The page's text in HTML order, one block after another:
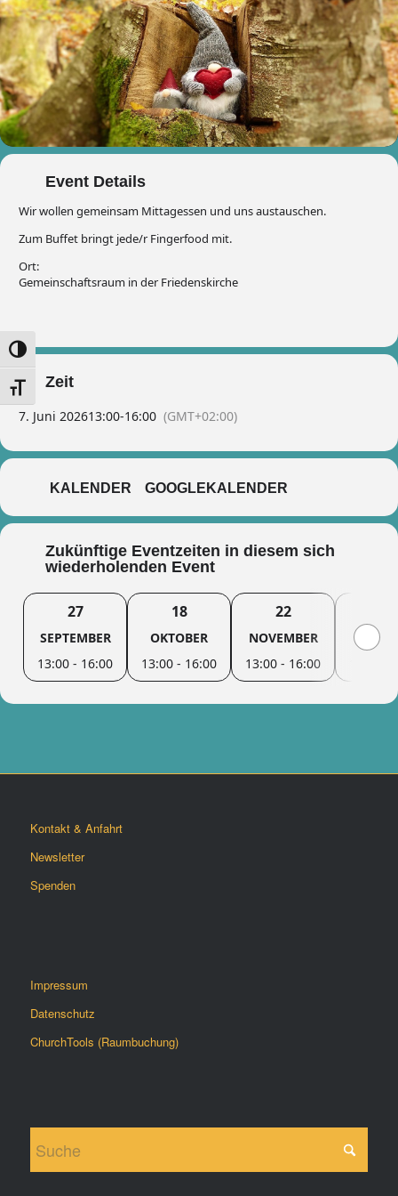
Umschalten auf hohe Kontraste
Schrift vergrößern
Event Details
Wir wollen gemeinsam Mittagessen und uns austauschen.
Zum Buffet bringt jede/r Fingerfood mit.
Ort:
Gemeinschaftsraum in der Friedenskirche
Zeit
7. Juni 202613:00-16:00 (GMT+02:00)
KALENDER GOOGLEKALENDER
Zukünftige Eventzeiten in diesem sich
wiederholenden Event
27
SEPTEMBER
13:00 - 16:00
18
OKTOBER
13:00 - 16:00
22
NOVEMBER
13:00 - 16:00
Kontakt & Anfahrt
Newsletter
Spenden
Impressum
Datenschutz
ChurchTools (Raumbuchung)